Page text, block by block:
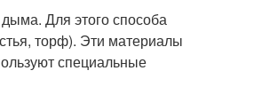
Для этого способа
торф). Эти материалы
специальные